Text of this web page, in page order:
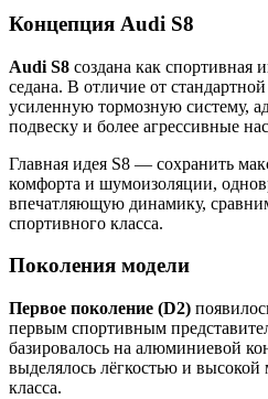
Концепция Audi S8
Audi S8 создана как спортивная
седана. В отличие от
усиленную тормозную систему,
подвеску и более агрессивные
Главная идея S8 — сохранить
комфорта и шумоизоляции,
впечатляющую динамику,
спортивного класса.
Поколения модели
Первое поколение (D2)
первым спортивным
базировалось на алюминиевой
выделялось лёгкостью и
класса.